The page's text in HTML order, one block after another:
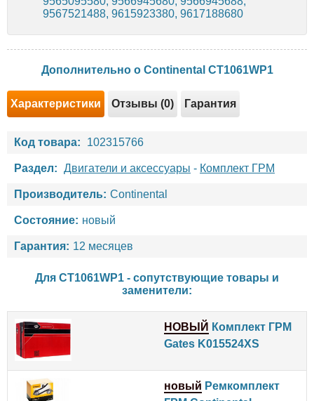
9567521488, 9615923380, 9617188680
Дополнительно о Continental CT1061WP1
Характеристики Отзывы (0) Гарантия
Код товара: 102315766
Раздел: Двигатели и аксессуары - Комплект ГРМ
Производитель: Continental
Состояние: новый
Гарантия: 12 месяцев
Для CT1061WP1 - сопутствующие товары и
заменители:
НОВЫЙ Комплект ГРМ
Gates K015524XS
новый Ремкомплект